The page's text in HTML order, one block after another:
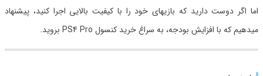
اما اگر دوست دارید که بازیهای خود را با کیفیت بالایی اجرا کنید، پیشنهاد
میدهیم که با افزایش بودجه، به سراغ خرید کنسول PS4 Pro بروید.